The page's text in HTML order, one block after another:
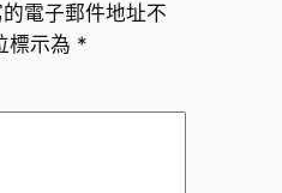
電子郵件地址不
標示為 *